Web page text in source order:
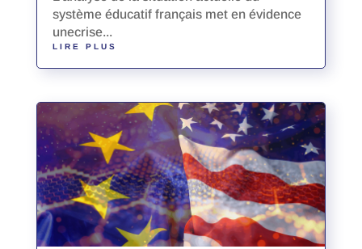
système éducatif français met en évidence
unecrise...
LIRE PLUS